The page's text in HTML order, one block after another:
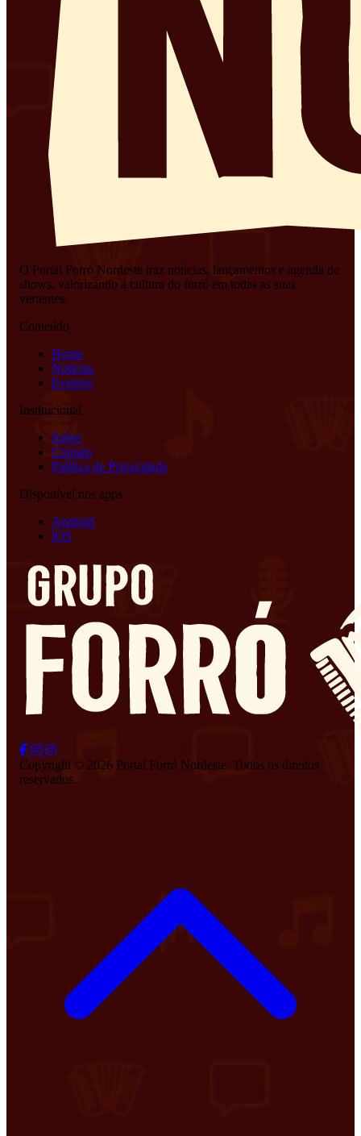
O Portal Forró Nordeste traz notícias, lançamentos e agenda de
shows, valorizando a cultura do forró em todas as suas
vertentes.
Conteúdo
Home
Notícias
Eventos
Institucional
Sobre
Contato
Política de Privacidade
Disponível nos apps
Android
iOS
Copyright © 2026 Portal Forró Nordeste. Todos os direitos
reservados.